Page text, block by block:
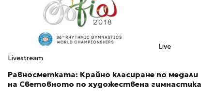
Live
Livestream
Равносметката: Крайно класиране по медали
на Световното по художествена гимнастика